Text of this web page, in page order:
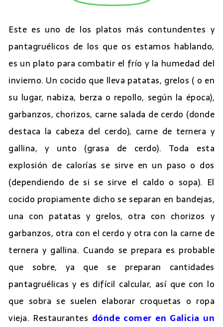
Este es uno de los platos más contundentes y
pantagruélicos de los que os estamos hablando,
es un plato para combatir el frío y la humedad del
invierno. Un cocido que lleva patatas, grelos ( o en
su lugar, nabiza, berza o repollo, según la época),
garbanzos, chorizos, carne salada de cerdo (donde
destaca la cabeza del cerdo), carne de ternera y
gallina, y unto (grasa de cerdo). Toda esta
explosión de calorías se sirve en un paso o dos
(dependiendo de si se sirve el caldo o sopa). El
cocido propiamente dicho se separan en bandejas,
una con patatas y grelos, otra con chorizos y
garbanzos, otra con el cerdo y otra con la carne de
ternera y gallina. Cuando se prepara es probable
que sobre, ya que se preparan cantidades
pantagruélicas y es difícil calcular, así que con lo
que sobra se suelen elaborar croquetas o ropa
vieja. Restaurantes dónde comer en Galicia un